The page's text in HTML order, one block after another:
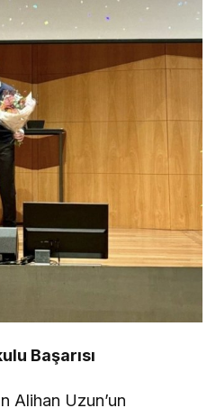
Başarısı
Alihan Uzun’un